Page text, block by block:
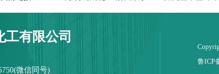
工有限公司
微信同号)
鲁ICP